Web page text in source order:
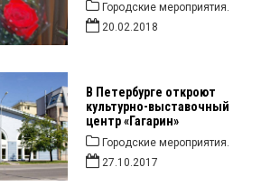
Городские мероприятия.
20.02.2018
В Петербурге откроют
культурно-выставочный
центр «Гагарин»
Городские мероприятия.
27.10.2017